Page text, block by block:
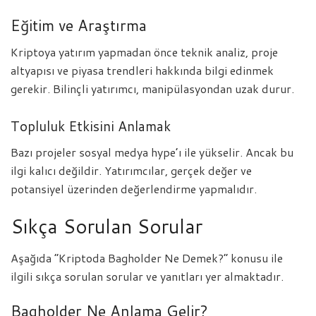
Eğitim ve Araştırma
Kriptoya yatırım yapmadan önce teknik analiz, proje
altyapısı ve piyasa trendleri hakkında bilgi edinmek
gerekir. Bilinçli yatırımcı, manipülasyondan uzak durur.
Topluluk Etkisini Anlamak
Bazı projeler sosyal medya hype’ı ile yükselir. Ancak bu
ilgi kalıcı değildir. Yatırımcılar, gerçek değer ve
potansiyel üzerinden değerlendirme yapmalıdır.
Sıkça Sorulan Sorular
Aşağıda “Kriptoda Bagholder Ne Demek?” konusu ile
ilgili sıkça sorulan sorular ve yanıtları yer almaktadır.
Bagholder Ne Anlama Gelir?